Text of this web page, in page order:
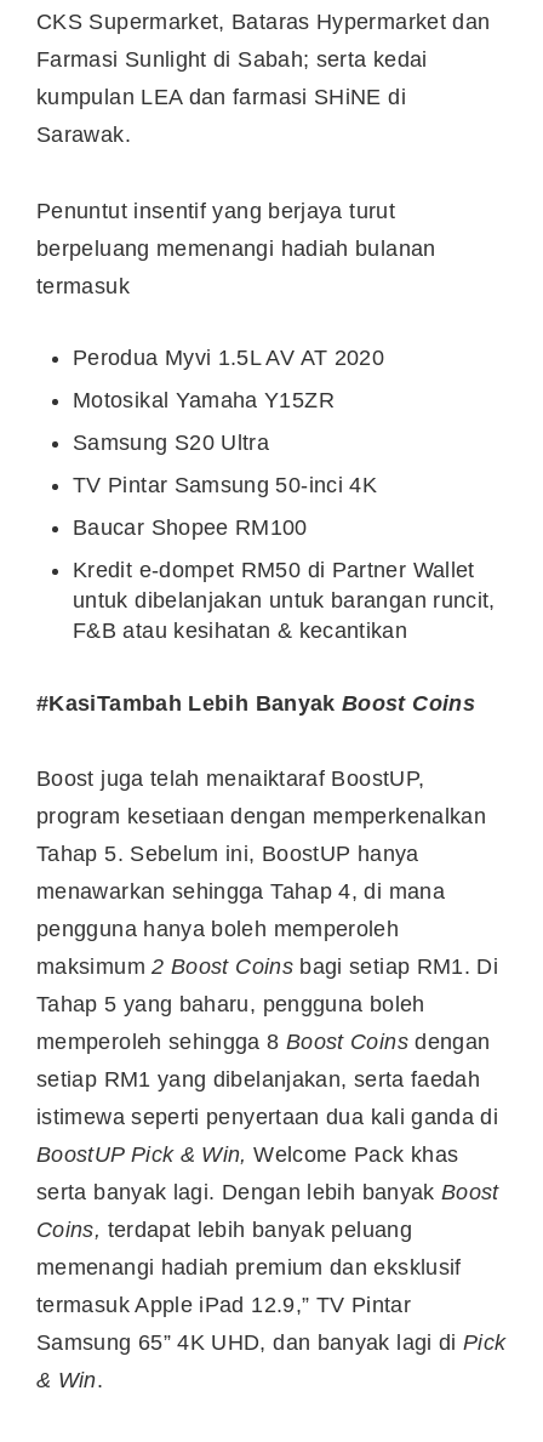
CKS Supermarket, Bataras Hypermarket dan
Farmasi Sunlight di Sabah; serta kedai
kumpulan LEA dan farmasi SHiNE di
Sarawak.
Penuntut insentif yang berjaya turut
berpeluang memenangi hadiah bulanan
termasuk
Perodua Myvi 1.5L AV AT 2020
Motosikal Yamaha Y15ZR
Samsung S20 Ultra
TV Pintar Samsung 50-inci 4K
Baucar Shopee RM100
Kredit e-dompet RM50 di Partner Wallet
untuk dibelanjakan untuk barangan runcit,
F&B atau kesihatan & kecantikan
#KasiTambah Lebih BanyakBoost Coins
Boost juga telah menaiktaraf BoostUP,
program kesetiaan dengan memperkenalkan
Tahap 5. Sebelum ini, BoostUP hanya
menawarkan sehingga Tahap 4, di mana
pengguna hanya boleh memperoleh
maksimum2 Boost Coinsbagi setiap RM1. Di
Tahap 5 yang baharu, pengguna boleh
memperoleh sehingga 8 Boost Coinsdengan
setiap RM1 yang dibelanjakan, serta faedah
istimewa seperti penyertaan dua kali ganda di
BoostUP Pick & Win, Welcome Pack khas
serta banyak lagi. Dengan lebih banyakBoost
Coins, terdapat lebih banyak peluang
memenangi hadiah premium dan eksklusif
termasuk Apple iPad 12.9,” TV Pintar
Samsung 65” 4K UHD, dan banyak lagi diPick
& Win.